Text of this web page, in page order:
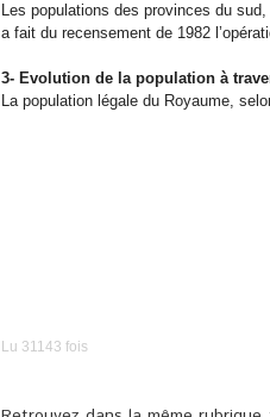
Les populations des provinces du
a fait du recensement de 1982
3- Evolution de la population à
La population légale du Royaume,
Lu 31143 fois